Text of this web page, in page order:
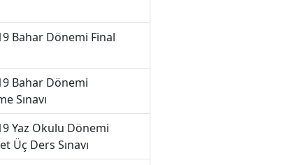
Bahar Dönemi Final
Bahar Dönemi
Sınavı
Yaz Okulu Dönemi
Üç Ders Sınavı